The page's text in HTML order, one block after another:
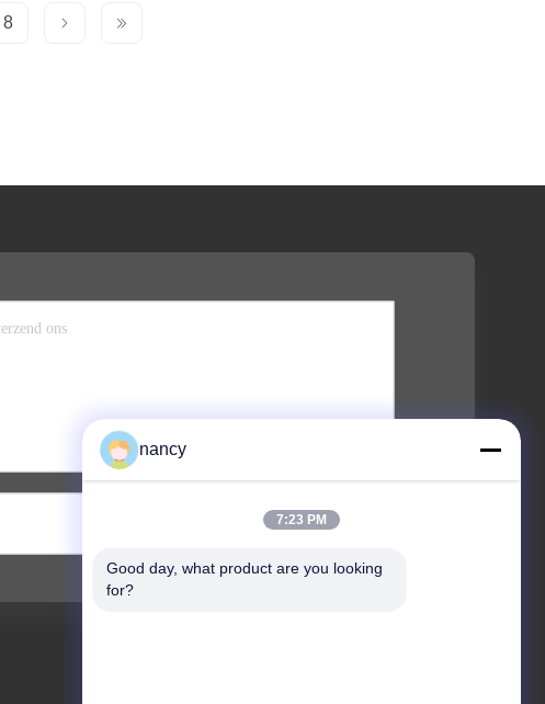
8
Verzend
nancy
7:23 PM
Good day, what product are you looking
for?